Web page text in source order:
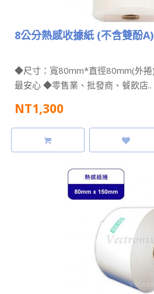
8公分熱感收據紙 (不含雙酚A)
◆尺寸：寬80mm*直徑80mm(外
最安心 ◆零售業、批發商、餐飲店..
NT1,300